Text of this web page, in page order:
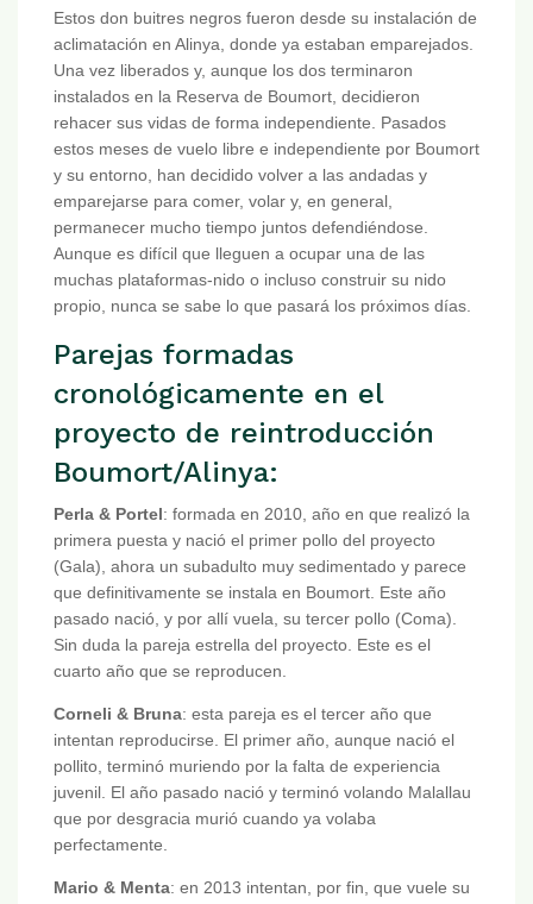
Estos don buitres negros fueron desde su instalación de
aclimatación en Alinya, donde ya estaban emparejados.
Una vez liberados y, aunque los dos terminaron
instalados en la Reserva de Boumort, decidieron
rehacer sus vidas de forma independiente. Pasados
estos meses de vuelo libre e independiente por Boumort
y su entorno, han decidido volver a las andadas y
emparejarse para comer, volar y, en general,
permanecer mucho tiempo juntos defendiéndose.
Aunque es difícil que lleguen a ocupar una de las
muchas plataformas-nido o incluso construir su nido
propio, nunca se sabe lo que pasará los próximos días.
Parejas formadas
cronológicamente en el
proyecto de reintroducción
Boumort/Alinya:
Perla & Portel: formada en 2010, año en que realizó la
primera puesta y nació el primer pollo del proyecto
(Gala), ahora un subadulto muy sedimentado y parece
que definitivamente se instala en Boumort. Este año
pasado nació, y por allí vuela, su tercer pollo (Coma).
Sin duda la pareja estrella del proyecto. Este es el
cuarto año que se reproducen.
Corneli & Bruna: esta pareja es el tercer año que
intentan reproducirse. El primer año, aunque nació el
pollito, terminó muriendo por la falta de experiencia
juvenil. El año pasado nació y terminó volando Malallau
que por desgracia murió cuando ya volaba
perfectamente.
Mario & Menta: en 2013 intentan, por fin, que vuele su